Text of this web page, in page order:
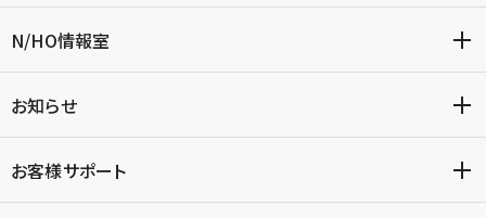
N/HO情報室
お知らせ
お客様サポート